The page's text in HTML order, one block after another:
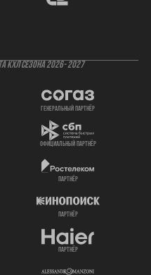
КХЛ СЕЗОНА 2026- 2027
генеральный партнёр
официальный партнёр
партнёр
партнёр
партнёр